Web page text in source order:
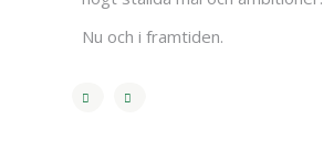
Nu och i framtiden.